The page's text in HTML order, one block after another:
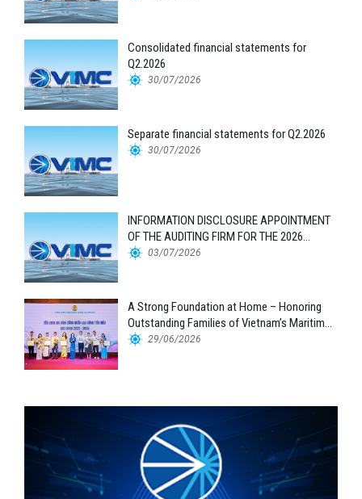
Consolidated financial statements for
Q2.2026
30/07/2026
Separate financial statements for Q2.2026
30/07/2026
INFORMATION DISCLOSURE APPOINTMENT
OF THE AUDITING FIRM FOR THE 2026
FINANCIAL STATEMENTS
03/07/2026
A Strong Foundation at Home – Honoring
Outstanding Families of Vietnam’s Maritime
Workforce
29/06/2026